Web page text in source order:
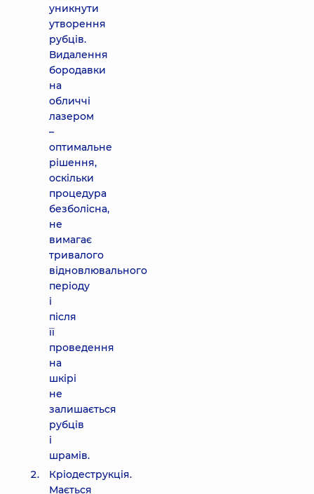
уникнути
утворення
рубців.
Видалення
бородавки
на
обличчі
лазером
–
оптимальне
рішення,
оскільки
процедура
безболісна,
не
вимагає
тривалого
відновлювального
періоду
і
після
її
проведення
на
шкірі
не
залишається
рубців
і
шрамів.
Кріодеструкція.
Мається